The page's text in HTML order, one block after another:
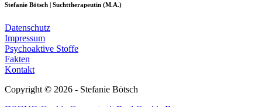
Stefanie Bötsch | Suchttherapeutin (M.A.)
Datenschutz
Impressum
Psychoaktive Stoffe
Fakten
Kontakt
Copyright © 2026 - Stefanie Bötsch